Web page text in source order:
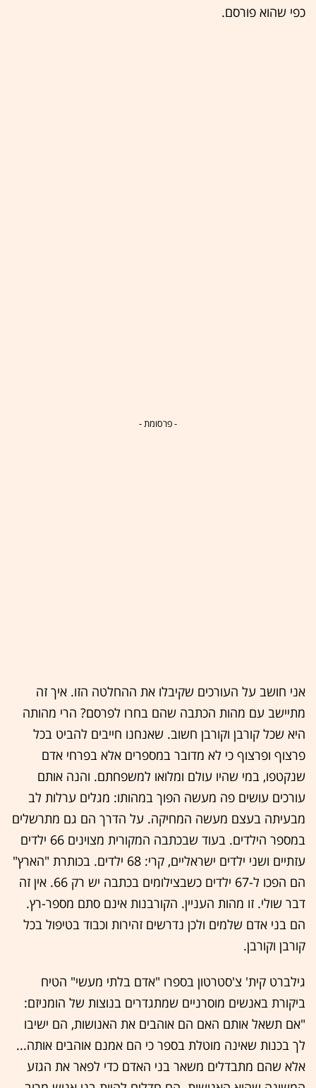
כפי שהוא פורסם.
- פרסומת -
אני חושב על העורכים שקיבלו את ההחלטה הזו. איך זה
מתיישב עם מהות הכתבה שהם בחרו לפרסם? הרי מהותה
היא שכל קורבן וקורבן חשוב. שאנחנו חייבים להביט בכל
פרצוף ופרצוף כי לא מדובר במספרים אלא בפרחי אדם
שנקטפו, במי שהיו עולם ומלואו למשפחתם. והנה אותם
עורכים עושים פה מעשה הפוך במהותו: מגלים ערלות לב
מבעיתה בעצם מעשה המחיקה. על הדרך הם גם מתרשלים
במספר הילדים. בעוד שבכתבה המקורית מצוינים 66 ילדים
עזתיים ושני ילדים ישראליים, קרי: 68 ילדים. בכותרת "הארץ"
הם הפכו ל-67 ילדים כשבצילומים בכתבה יש רק 66. אין זה
דבר שולי. זו מהות העניין. הקורבנות אינם סתם מספר-רץ.
הם בני אדם שלמים ולכן נדרשים זהירות וכבוד בטיפול בכל
קורבן וקורבן.
גילברט קית' צ'סטרטון בספרו "אדם בלתי מעשי" הטיח
ביקורת באנשים מוסרניים שמתגדרים בנוצות של הומניזם:
"אם תשאל אותם האם הם אוהבים את האנושות, הם ישיבו
לך בכנות שאינה מוטלת בספר כי הם אמנם אוהבים אותה...
אלא שהם מתבדלים משאר בני האדם כדי לפאר את הגזע